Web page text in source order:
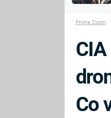
PRVNÍ SVĚTOVÁ
Prima Zoom
Co